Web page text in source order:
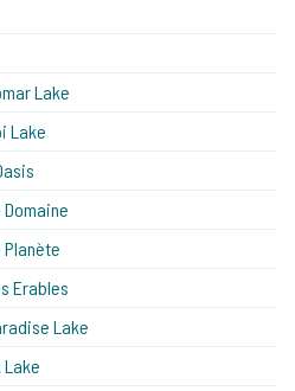
Lake
Lake
Planète
Erables
Lake
Lake